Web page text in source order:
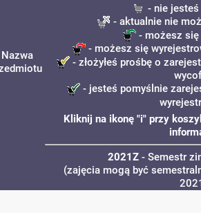
Nazwa
- nie
- aktualnie nie
- możesz się
- możesz się
- złożyłeś prośbę o
- jesteś pomyślnie
Kliknij na ikonę "i" przy
2021Z - Semestr
(zajęcia mogą być